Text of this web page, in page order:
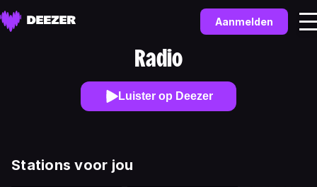
Aanmelden
Radio
Luister op Deezer
Stations voor jou